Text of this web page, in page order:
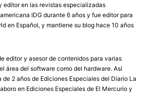
editor en las revistas especializadas
IDG durante 6 años y fue editor para
en Español, y mantiene su blog hace 10 años
editor y asesor de contenidos para varias
área del software como del hardware. Así
2 años de Ediciones Especiales del Diario La
en Ediciones Especiales de El Mercurio y